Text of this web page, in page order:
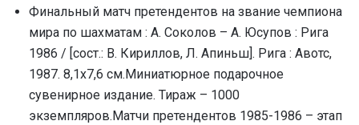
Финальный матч претендентов на звание чемпиона
мира по шахматам : А. Соколов – А. Юсупов : Рига
1986 / [сост.: В. Кириллов, Л. Апиньш]. Рига : Авотс,
1987. 8,1х7,6 см.Миниатюрное подарочное
сувенирное издание. Тираж – 1000
экземпляров.Матчи претендентов 1985-1986 – этап